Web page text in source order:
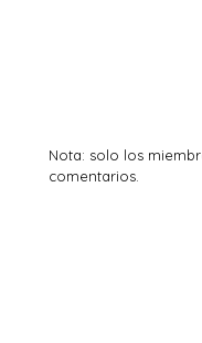
Nota: solo los
comentarios.